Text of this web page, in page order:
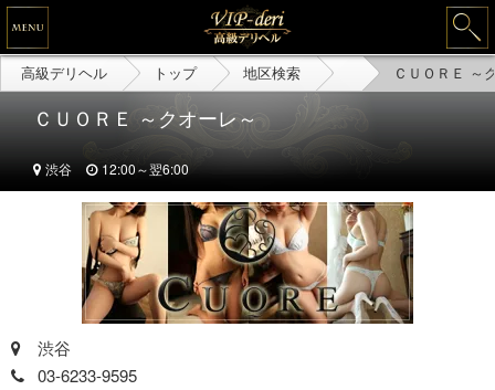
高級デリヘル トップ 地区検索 ＣＵＯＲＥ ～
ＣＵＯＲＥ ～クオーレ～
渋谷 12:00～翌6:00
渋谷
03-6233-9595